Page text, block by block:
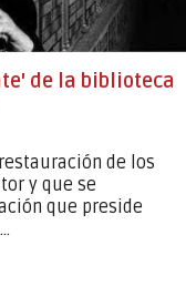
de la biblioteca
de los
y que se
que preside